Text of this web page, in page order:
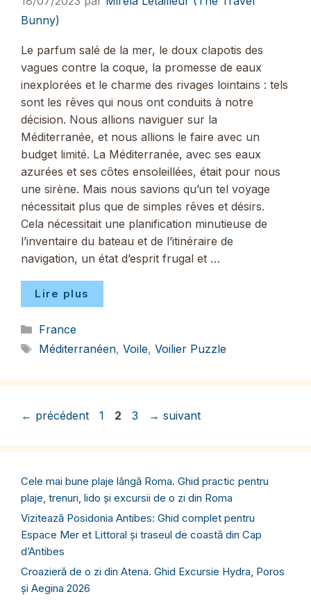
Bunny)
Le parfum salé de la mer, le doux clapotis des
vagues contre la coque, la promesse de eaux
inexplorées et le charme des rivages lointains : tels
sont les rêves qui nous ont conduits à notre
décision. Nous allions naviguer sur la
Méditerranée, et nous allions le faire avec un
budget limité. La Méditerranée, avec ses eaux
azurées et ses côtes ensoleillées, était pour nous
une sirène. Mais nous savions qu’un tel voyage
nécessitait plus que de simples rêves et désirs.
Cela nécessitait une planification minutieuse de
l’inventaire du bateau et de l’itinéraire de
navigation, un état d’esprit frugal et …
Lire plus
Catégories
France
Étiquettes
Méditerranéen, Voile, Voilier Puzzle
← précédent Page
1 Page
2 Page
3 → suivant
Cele mai bune plaje lângă Roma. Ghid practic pentru
plaje, trenuri, lido și excursii de o zi din Roma
Vizitează Posidonia Antibes: Ghid complet pentru
Espace Mer et Littoral și traseul de coastă din Cap
d’Antibes
Croazieră de o zi din Atena. Ghid Excursie Hydra, Poros
și Aegina 2026